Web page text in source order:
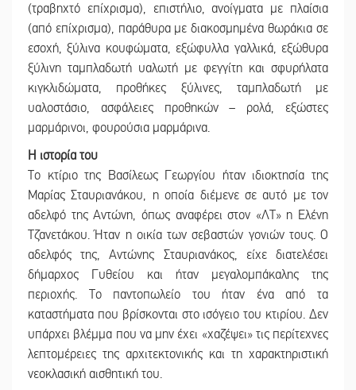
(τραβηχτό επίχρισμα), επιστήλιο, ανοίγματα με πλαίσια
(από επίχρισμα), παράθυρα με διακοσμημένα θωράκια σε
εσοχή, ξύλινα κουφώματα, εξώφυλλα γαλλικά, εξώθυρα
ξύλινη ταμπλαδωτή υαλωτή με φεγγίτη και σφυρήλατα
κιγκλιδώματα, προθήκες ξύλινες, ταμπλαδωτή με
υαλοστάσιο, ασφάλειες προθηκών – ρολά, εξώστες
μαρμάρινοι, φουρούσια μαρμάρινα.
Η ιστορία του
Το κτίριο της Βασίλεως Γεωργίου ήταν ιδιοκτησία της
Μαρίας Σταυριανάκου, η οποία διέμενε σε αυτό με τον
αδελφό της Αντώνη, όπως αναφέρει στον «ΛΤ» η Ελένη
Τζανετάκου. Ήταν η οικία των σεβαστών γονιών τους. Ο
αδελφός της, Αντώνης Σταυριανάκος, είχε διατελέσει
δήμαρχος Γυθείου και ήταν μεγαλομπάκαλης της
περιοχής. Το παντοπωλείο του ήταν ένα από τα
καταστήματα που βρίσκονται στο ισόγειο του κτιρίου. Δεν
υπάρχει βλέμμα που να μην έχει «χαζέψει» τις περίτεχνες
λεπτομέρειες της αρχιτεκτονικής και τη χαρακτηριστική
νεοκλασική αισθητική του.